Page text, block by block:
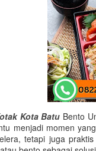
Kota Batu Bento
menjadi momen
tetapi juga